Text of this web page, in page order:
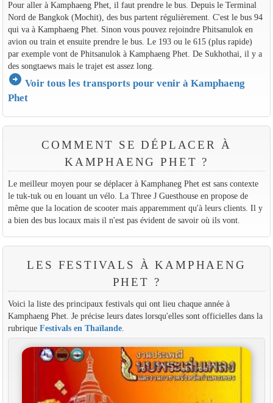
Pour aller à Kamphaeng Phet, il faut prendre le bus. Depuis le Terminal
Nord de Bangkok (Mochit), des bus partent régulièrement. C'est le bus 94
qui va à Kamphaeng Phet. Sinon vous pouvez rejoindre Phitsanulok en
avion ou train et ensuite prendre le bus. Le 193 ou le 615 (plus rapide)
par exemple vont de Phitsanulok à Kamphaeng Phet. De Sukhothai, il y a
des songtaews mais le trajet est assez long.
arrow_circle_right Voir tous les transports pour venir à Kamphaeng
Phet
COMMENT SE DÉPLACER À
KAMPHAENG PHET ?
Le meilleur moyen pour se déplacer à Kamphaneg Phet est sans contexte
le tuk-tuk ou en louant un vélo. La Three J Guesthouse en propose de
même que la location de scooter mais apparemment qu'à leurs clients. Il y
a bien des bus locaux mais il n'est pas évident de savoir où ils vont.
LES FESTIVALS À KAMPHAENG
PHET ?
Voici la liste des principaux festivals qui ont lieu chaque année à
Kamphaeng Phet. Je précise leurs dates lorsqu'elles sont officielles dans la
rubrique Festivals en Thaïlande.